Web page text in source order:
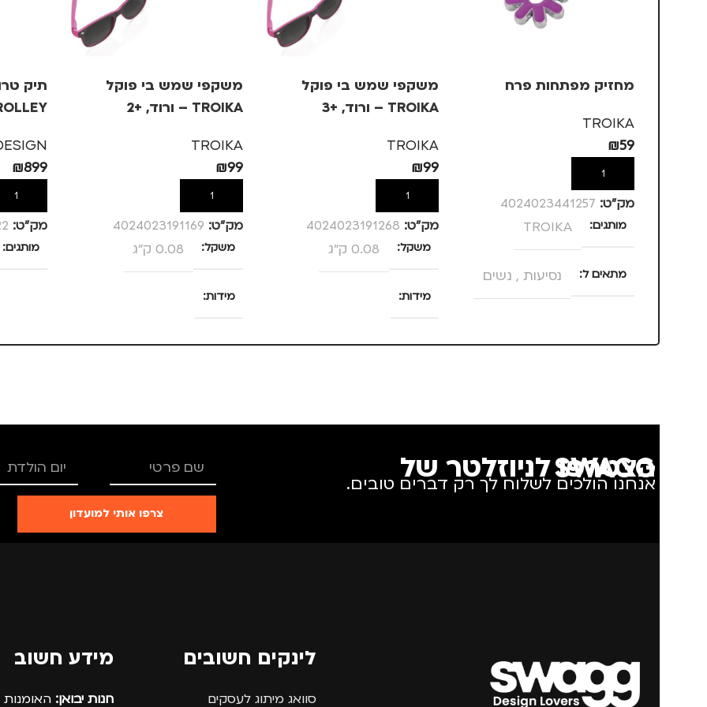
מחזיק מפתחות פרח
TROIKA
₪59
הוספה לסל
מק”ט: 4024023441257
מותגים TROIKA
מתאים ל נסיעות , נשים
משקפי שמש בי פוקל
TROIKA – ורוד, +3
TROIKA
₪99
הוספה לסל
מק”ט: 4024023191268
משקל 0.08 ק"ג
מידות
25 × 13.5 × 4 סנטימטרים
מותגים TROIKA
משקפי שמש בי פוקל
TROIKA – ורוד, +2
TROIKA
₪99
הוספה לסל
מק”ט: 4024023191169
משקל 0.08 ק"ג
מידות
25 × 13.5 × 4 סנטימטרים
מותגים TROIKA
מתאים ל גברים ,נשים
₪899
הוספה
מק”ט:
מותגים
הצטרפו לניוזלטר של SWAGG
אנחנו הולכים לשלוח לך רק דברים טובים.
צרפו אותי למועדון
לינקים חשובים
סוואג מיתוג לעסקים
מידע חשוב
חנות יבואן: האומנות 12, נתניה.